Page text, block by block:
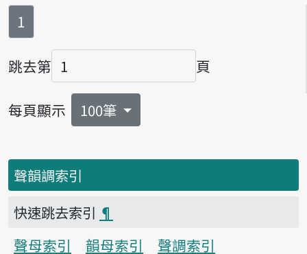
第
1
跳去第
頁碼
頁
每頁顯示 100筆
聲韻調索引
快速跳去索引 ¶
聲母索引
韻母索引
聲調索引